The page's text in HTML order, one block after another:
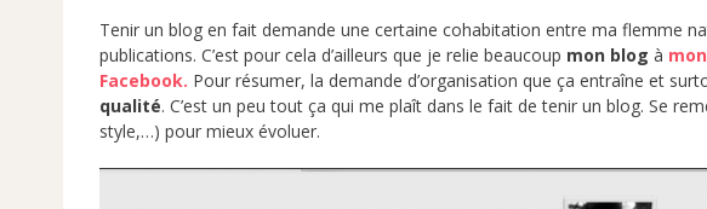
Tenir un blog en fait demande une certaine cohabitation entre ma flemme
publications. C’est pour cela d’ailleurs que je relie beaucoup mon blog à
Facebook. Pour résumer, la demande d’organisation que ça entraîne et
qualité. C’est un peu tout ça qui me plaît dans le fait de tenir un blog. Se
style,…) pour mieux évoluer.